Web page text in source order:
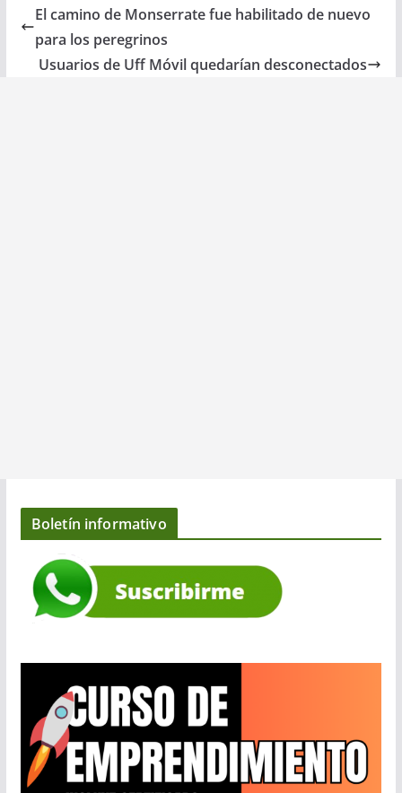
El camino de Monserrate fue habilitado de nuevo
para los peregrinos
Usuarios de Uff Móvil quedarían desconectados
Boletín informativo